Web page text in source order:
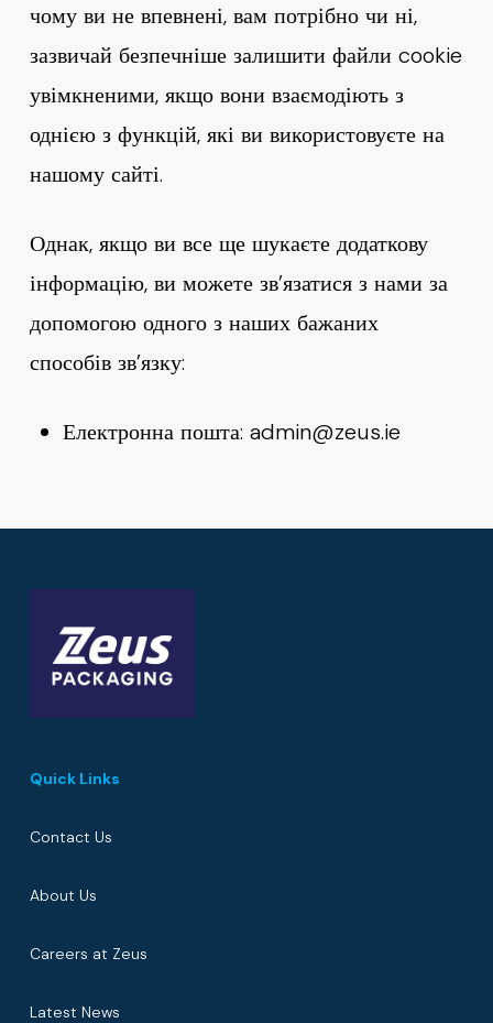
чому ви не впевнені, вам потрібно чи ні,
зазвичай безпечніше залишити файли cookie
увімкненими, якщо вони взаємодіють з
однією з функцій, які ви використовуєте на
нашому сайті.
Однак, якщо ви все ще шукаєте додаткову
інформацію, ви можете зв’язатися з нами за
допомогою одного з наших бажаних
способів зв’язку:
Електронна пошта: admin@zeus.ie
Quick Links
Contact Us
About Us
Careers at Zeus
Latest News